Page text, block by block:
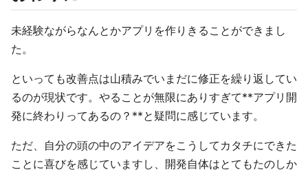
未経験ながらなんとかアプリを作りきることができまし
た。
といっても改善点は山積みでいまだに修正を繰り返してい
るのが現状です。やることが無限にありすぎて**アプリ開
発に終わりってあるの？**と疑問に感じています。
ただ、自分の頭の中のアイデアをこうしてカタチにできた
ことに喜びを感じていますし、開発自体はとてもたのしか